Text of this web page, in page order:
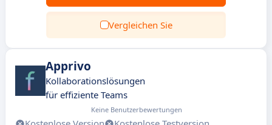
Vergleichen Sie
Apprivo
Kollaborationslösungen
für effiziente Teams
Keine Benutzerbewertungen